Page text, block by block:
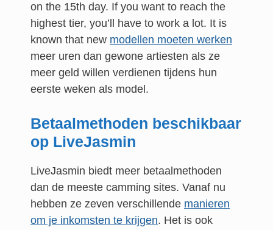
on the 15th day. If you want to reach the
highest tier, you’ll have to work a lot. It is
known that new modellen moeten werken
meer uren dan gewone artiesten als ze
meer geld willen verdienen tijdens hun
eerste weken als model.
Betaalmethoden beschikbaar
op LiveJasmin
LiveJasmin biedt meer betaalmethoden
dan de meeste camming sites. Vanaf nu
hebben ze zeven verschillende manieren
om je inkomsten te krijgen. Het is ook